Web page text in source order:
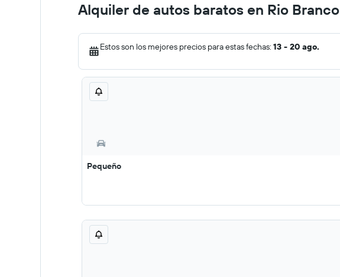
Alquiler de autos baratos en Rio Branco
Estos son los mejores precios para estas fechas: 13 - 20 ago.
Pequeño